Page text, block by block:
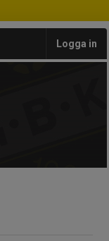
Logga in